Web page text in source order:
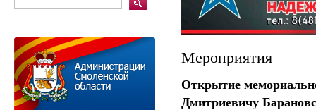
Мероприятия
Открытие
Дмитриевичу